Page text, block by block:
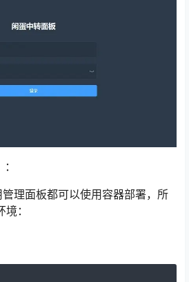
理面板都可以使用容器部署，所
：